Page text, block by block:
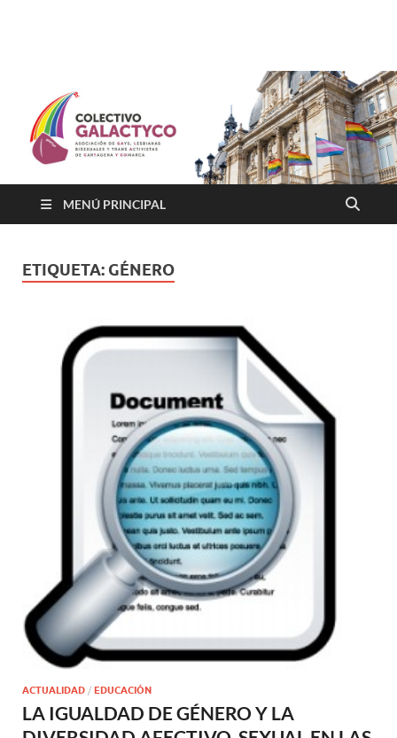
Colectivo GALACTYCO
Cartagena Y COmarca "Colectivo GALACTYCO"
MENÚ PRINCIPAL
ETIQUETA: GÉNERO
ACTUALIDAD / EDUCACIÓN
LA IGUALDAD DE GÉNERO Y LA